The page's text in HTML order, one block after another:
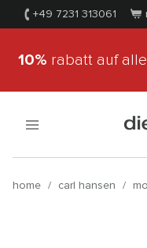
+49 7231 313061
10% rabatt auf
home / carl hansen /